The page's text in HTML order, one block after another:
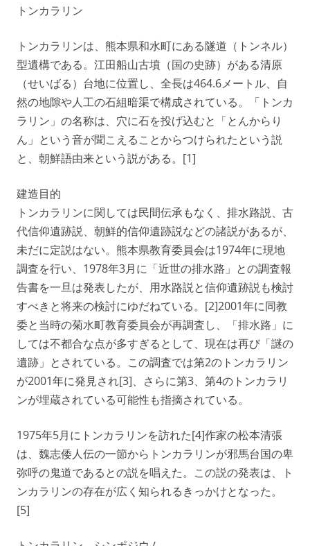
トンカラリン
トンカラリンは、熊本県和水町にある隧道（トンネル）
型遺構である。江田船山古墳（国の史跡）がある清原
（せいばる）台地に位置し、全長は464.6メートル、自
然の地隙や人工の石組暗渠で構成されている。「トンカ
ラリン」の名称は、穴に石を投げ込むと「とんからり
ん」という音が聞こえることからつけられたという説
と、朝鮮語由来という説がある。[1]
建造目的
トンカラリンに関しては民間伝承もなく、排水路説、古
代信仰遺跡説、朝鮮的信仰遺跡説などの諸説があるが、
未だに定説はない。熊本県教育委員会は1974年に現地
調査を行い、1978年3月に「近世の排水路」との調査報
告書を一旦は発表したが、用水路説と信仰遺跡説も検討
すべきと将来の検討にゆだねている。[2]2001年に同教
委と当時の菊水町教育委員会が再調査し、「排水路」に
しては不都合な点が多すぎるとして、現在は再び「謎の
遺跡」とされている。この調査では第2のトンカラリン
が2001年に発見され[3]、さらに第3、第4のトンカラリ
ンが埋蔵されている可能性も指摘されている。
1975年5月にトンカラリンを訪れた[4]作家の松本清張
は、魏志倭人伝の一節からトンカラリンが邪馬台国の卑
弥呼の鬼道であるとの説を唱えた。この説の発表は、ト
ンカラリンの存在が広く知られるきっかけとなった。
[5]